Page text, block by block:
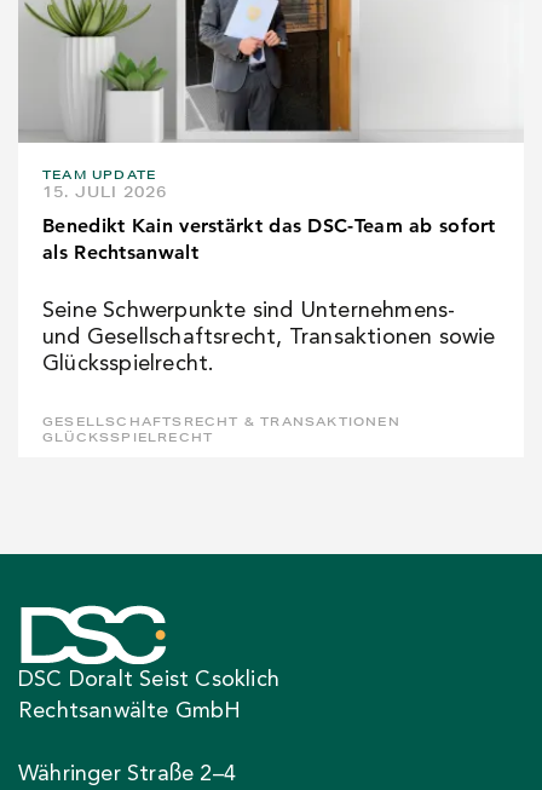
TEAM UPDATE
15. JULI 2026
Benedikt Kain verstärkt das DSC-Team ab sofort
als Rechtsanwalt
Seine Schwerpunkte sind Unternehmens-
und Gesellschaftsrecht, Transaktionen sowie
Glücksspielrecht.
GESELLSCHAFTSRECHT & TRANSAKTIONEN
GLÜCKSSPIELRECHT
DSC Doralt Seist Csoklich
Rechtsanwälte GmbH
Währinger Straße 2–4